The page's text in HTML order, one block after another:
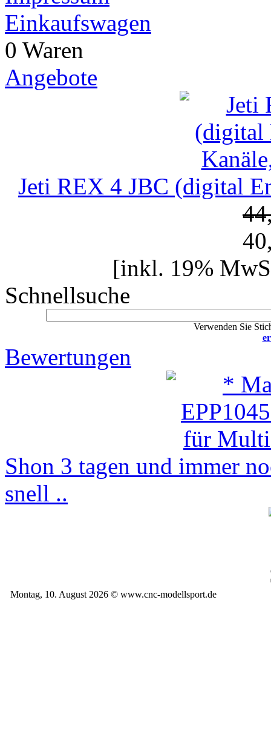
Einkaufswagen
0 Waren
Angebote
Jeti REX 4 JBC (digital
[inkl. 19%
Schnellsuche
Verwenden Sie
Bewertungen
Shon 3 tagen und immer
snell ..
Montag, 10. August 2026 © www.cnc-modellsport.de